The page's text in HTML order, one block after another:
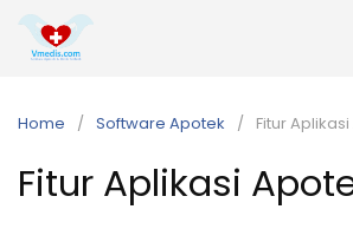
Skip
Home Software Apotek Fitur
Fitur Aplikasi